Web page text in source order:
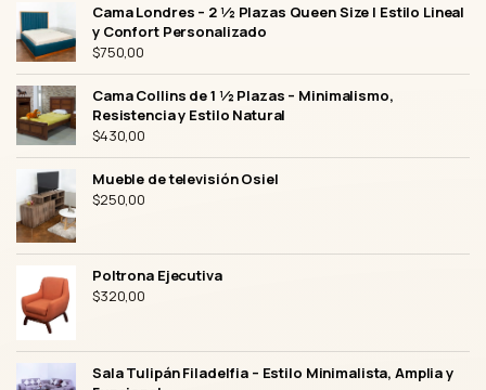
Cama Londres – 2 ½ Plazas Queen Size | Estilo Lineal
y Confort Personalizado
$750,00
Cama Collins de 1 ½ Plazas – Minimalismo,
Resistencia y Estilo Natural
$430,00
Mueble de televisión Osiel
$250,00
Poltrona Ejecutiva
$320,00
Sala Tulipán Filadelfia – Estilo Minimalista, Amplia y